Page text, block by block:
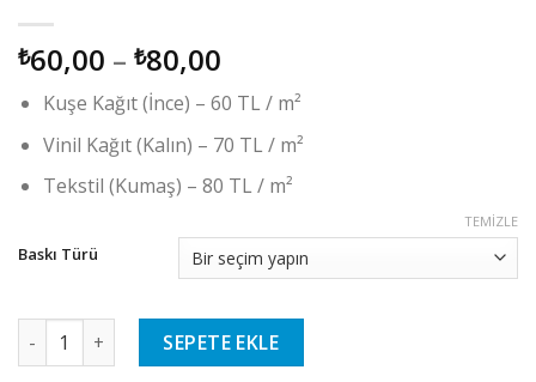
₺60,00 – ₺80,00
Kuşe Kağıt (İnce) – 60 TL / m²
Vinil Kağıt (Kalın) – 70 TL / m²
Tekstil (Kumaş) – 80 TL / m²
Baskı Türü
TEMIZLE
Özel Tasarım – 16 adetSEPETE EKLE